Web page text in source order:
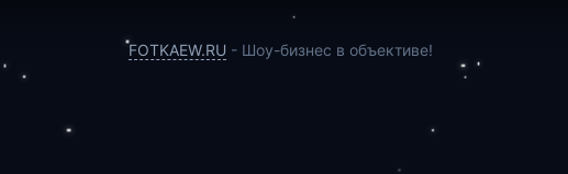
FOTKAEW.RU - Шоу-бизнес в объективе!